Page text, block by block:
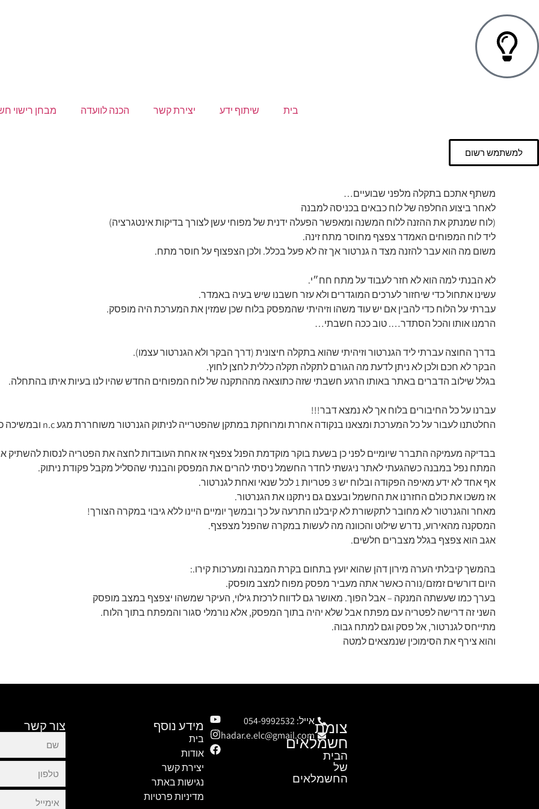
בית שיתוף ידע יצירת קשר הכנה לוועדה מבחן רישוי
למשתמש רשום
משתף אתכם בתקלה מלפני שבועיים…
לאחר ביצוע החלפה של לוח כבאים בכניסה למבנה
(לוח שמנתק את ההזנה ללוח המשנה ומאפשר הפעלה ידנית של מפוחי עשן לצורך בדיקות אינטגרציה)
ליד לוח המפוחים האמדר צפצף מחוסר מתח זינה.
משום מה הוא עבר להזנה מצד ה גנרטור אך זה לא פעל בכלל. ולכן הצפצוף על חוסר מתח.
לא הבנתי למה הוא לא חזר לעבוד על מתח חח״י.
עשינו אתחול כדי שיחזור לערכים המוגדרים ולא עזר חשבנו שיש בעיה באמדר.
עברתי על הלוח כדי להבין אם יש עוד משהו וזיהיתי שהמפסק בלוח שכן שמזין את המערכת היה מופסק.
הרמנו אותו והכל הסתדר…. טוב ככה חשבתי…
בדרך החוצה עברתי ליד הגנרטור וזיהיתי שהוא בתקלה חיצונית (דרך הבקר ולא הגנרטור עצמו).
הבקר לא חכם ולכן לא ניתן לדעת מה הגורם לתקלה תקלה כללית לחצן לחוץ.
בגלל שילוב הדברים באתר באותו הרגע חשבתי שזה כתוצאה מההתקנה של לוח המפוחים החדש שהיו לנו בעיות איתו בהתחלה.
עברנו על כל החיבורים בלוח אך לא נמצא דבר!!!
החלטתנו לעבור על כל המערכת ומצאנו בנקודה אחרת ומרוחקת במתקן שהפטרייה לניתוק הגנרטור משוחררת מגע n.c ובמשיכה כמובן נפתח.
בבדיקה מעמיקה התברר שיומיים לפני כן בשעת בוקר מוקדמת הפנל צפצף אז אחת העובדות לחצה את הפטריה לנסות להשתיק
המתח נפל במבנה כשהגעתי לאתר ניגשתי לחדר החשמל ניסתי להרים את המפסק והבנתי שהסליל מקבל פקודת ניתוק.
אף אחד לא ידע מאיפה הפקודה ובלוח יש 3 פטריות 1 לכל שנאי ואחת לגנרטור.
אז משכו את כולם החזרנו את החשמל ובעצם גם ניתקנו את הגנרטור.
מאחר והגנרטור לא מחובר לתקשורת לא קיבלנו התרעה על כך ובמשך יומיים היינו ללא גיבוי במקרה הצורך!
המסקנה מהאירוע, נדרש שילוט והכוונה מה לעשות במקרה שהפנל מצפצף.
אגב הוא צפצף בגלל מצברים חלשים.
בהמשך קיבלתי הערה מירון דהן שהוא יועץ בתחום בקרת המבנה ומערכות קירו.:
היום דורשים זמזם/נורה כאשר אתה מעביר מפסק מפוח למצב מופסק.
בערך כמו שעשתה המנקה – אבל הפוך. מאושר גם לדווח לרכזת גילוי, העיקר שמשהו יצפצף במצב מופסק
השני זה דרישה לפטריה עם מפתח אבל שלא יהיה בתוך המפסק, אלא נורמלי סגור והמפתח בתוך הלוח.
מתייחס לגנרטור, אל פסק וגם למתח גבוה.
והוא צירף את הסימוכין שנמצאים למטה
צומת
חשמלאים
הבית
של
החשמלאים
אייל: 054-9992532
hadar.e.elc@gmail.com
מידע נוסף
בית
אודות
יצירת קשר
נגישות באתר
מדיניות פרטיות
צור קשר